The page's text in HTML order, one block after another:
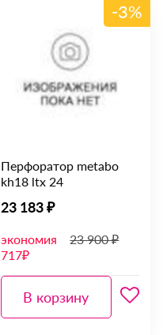
-3%
Перфоратор metabo
kh18 ltx 24
23 183 ₽
экономия
717₽
23 900 ₽
В корзину